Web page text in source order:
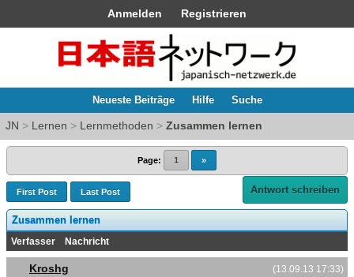
Anmelden Registrieren
Neueste Beiträge Hilfe Suche
JN > Lernen > Lernmethoden > Zusammen lernen
Page: 1 »
First Post Last Post Antwort schreiben
Zusammen lernen
Verfasser Nachricht
(13.09.13 17:33)
Kroshg